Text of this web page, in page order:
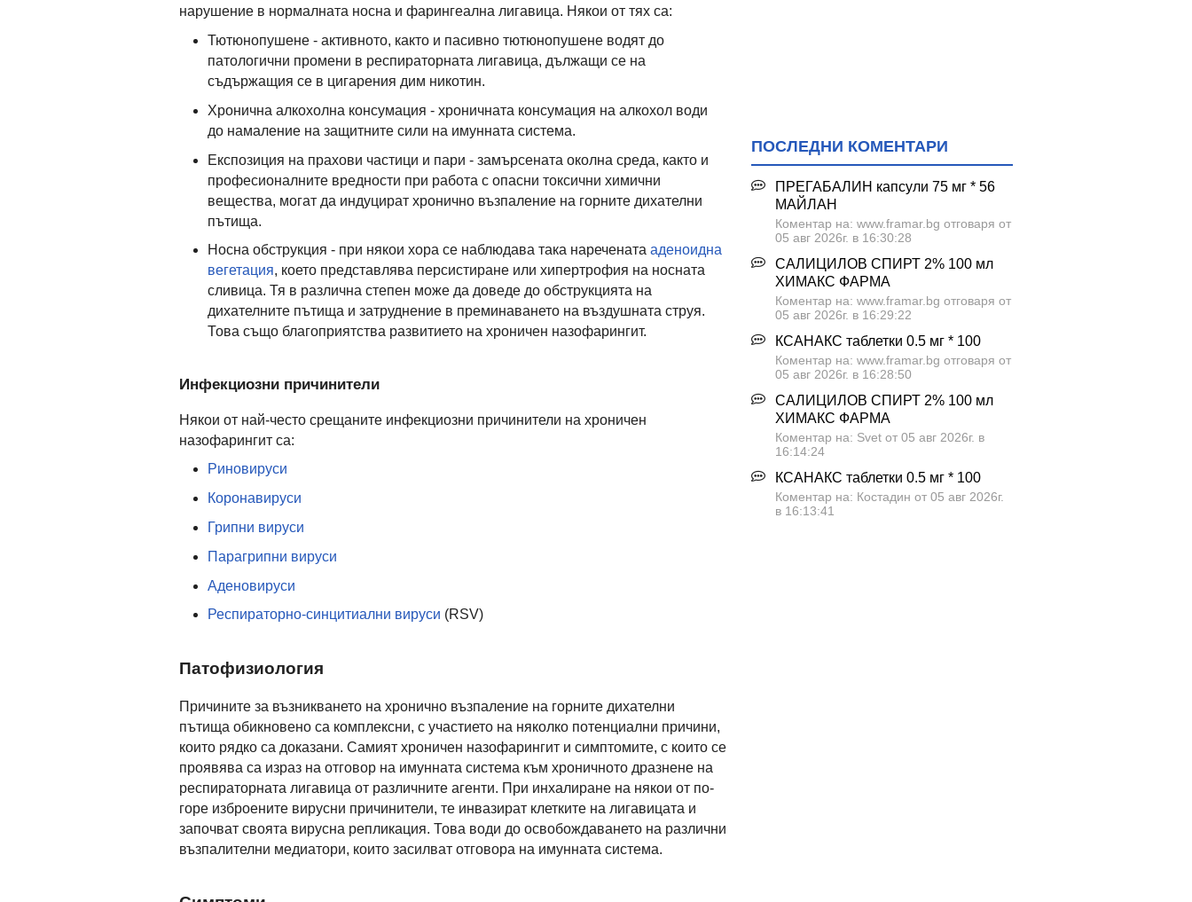
нарушение в нормалната носна и фарингеална лигавица. Някои от тях са:
Тютюнопушене - активното, както и пасивно тютюнопушене водят до
патологични промени в респираторната лигавица, дължащи се на
съдържащия се в цигарения дим никотин.
Хронична алкохолна консумация - хроничната консумация на алкохол води
до намаление на защитните сили на имунната система.
Експозиция на прахови частици и пари - замърсената околна среда, както и
професионалните вредности при работа с опасни токсични химични
вещества, могат да индуцират хронично възпаление на горните дихателни
пътища.
Носна обструкция - при някои хора се наблюдава така наречената аденоидна
вегетация, което представлява персистиране или хипертрофия на носната
сливица. Тя в различна степен може да доведе до обструкцията на
дихателните пътища и затруднение в преминаването на въздушната струя.
Това също благоприятства развитието на хроничен назофарингит.
Инфекциозни причинители
Някои от най-често срещаните инфекциозни причинители на хроничен
назофарингит са:
Риновируси
Коронавируси
Грипни вируси
Парагрипни вируси
Аденовируси
Респираторно-синцитиални вируси (RSV)
Патофизиология
Причините за възникването на хронично възпаление на горните дихателни
пътища обикновено са комплексни, с участието на няколко потенциални причини,
които рядко са доказани. Самият хроничен назофарингит и симптомите, с които се
проявява са израз на отговор на имунната система към хроничното дразнене на
респираторната лигавица от различните агенти. При инхалиране на някои от по-
горе изброените вирусни причинители, те инвазират клетките на лигавицата и
започват своята вирусна репликация. Това води до освобождаването на различни
възпалителни медиатори, които засилват отговора на имунната система.
ПОСЛЕДНИ КОМЕНТАРИ
ПРЕГАБАЛИН капсули 75 мг * 56
МАЙЛАН
Коментар на: www.framar.bg отговаря от
05 авг 2026г. в 16:30:28
САЛИЦИЛОВ СПИРТ 2% 100 мл
ХИМАКС ФАРМА
Коментар на: www.framar.bg отговаря от
05 авг 2026г. в 16:29:22
КСАНАКС таблетки 0.5 мг * 100
Коментар на: www.framar.bg отговаря от
05 авг 2026г. в 16:28:50
САЛИЦИЛОВ СПИРТ 2% 100 мл
ХИМАКС ФАРМА
Коментар на: Svet от 05 авг 2026г. в
16:14:24
КСАНАКС таблетки 0.5 мг * 100
Коментар на: Костадин от 05 авг 2026г.
в 16:13:41